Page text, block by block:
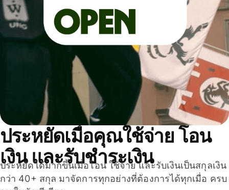
ประหยัดเมื่อคุณใช้จ่าย โอน
เงิน และรับชำระเงิน
ประหยัดได้มากขึ้นเมื่อโอน ใช้จ่าย และรับเงินเป็นสกุลเงิน
กว่า 40+ สกุล มาจัดการทุกอย่างที่ต้องการได้ทุกเมื่อ ครบ